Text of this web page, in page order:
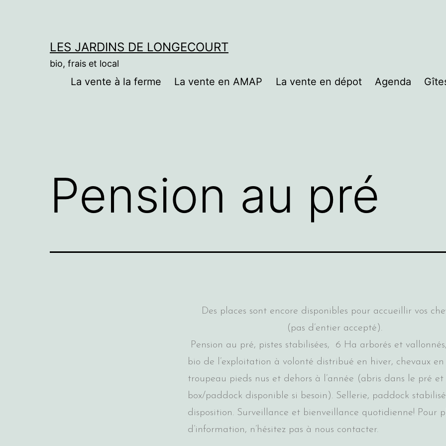
LES JARDINS DE LONGECOURT
bio, frais et local
La vente à la ferme La vente en AMAP La vente en dépot Agenda
Pension au pré
Des places sont encore disponibles pour accueillir vos
(pas d’entier accepté).
Pension au pré, pistes stabilisées, 6 Ha arborés et
bio de l’exploitation à volonté distribué en hiver, chevaux en
troupeau pieds nus et dehors à l’année (abris dans le pré et
box/paddock disponible si besoin). Sellerie, paddock
disposition. Surveillance et bienveillance quotidienne! Pour
d’information, n’hésitez pas à nous contacter.